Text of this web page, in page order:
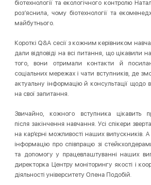
біотехнології та екологічного контролю
роз’яснила, чому біотехнології та
майбутнього.
Короткі Q&A сесії з кожним керівником
дали відповіді на всі питання, що цікавили
того, вони отримали контакти й
соціальних мережах і чати вступників, де
актуальну інформацію й консультації щодо
на свої запитання.
Звичайно, кожного вступника цікавить
після закінчення навчання. Усі спікери
на кар’єрні можливості наших випускників.
інформацію про співпрацю зі
та допомогу у працевлаштуванні наших
директорка Центру моніторингу якості і
діяльності університету Олена Подобій.